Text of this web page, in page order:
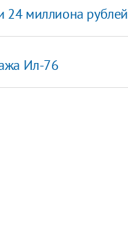
24 миллиона рублей
Ил-76